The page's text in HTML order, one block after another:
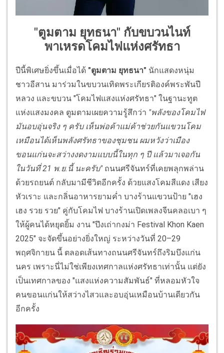
"ตูมตาม ยุทธนา" กับขบวนไนท์
พาเหรดโคมไฟแห่งศรัทธา
ปีนี้พิเศษยิ่งขึ้นเมื่อได้ "ตูมตาม ยุทธนา" นักแสดงหนุ่ม
ชาวอีสาน มาร่วมในขบวนเทิดพระเกียรติองค์พระพันปี
หลวง และขบวน "โคมไฟแสงแห่งศรัทธา" ในฐานะทูต
แห่งแสงมงคล ตูมตามเผยความรู้สึกว่า "พลังของโคมไฟ
มันอบอุ่นจริง ๆ ครับ เห็นพ่อค้าแม่ค้าช่วยกันแขวนโคม
เหมือนได้เห็นพลังศรัทธาของชุมชน ผมหวังว่าเมือง
ขอนแก่นจะสว่างงดงามแบบนี้ในทุก ๆ ปี แล้วมาเจอกัน
ในวันที่ 21 พ.ย.นี้ นะครับ"ถนนศรีจันทร์ที่เคยพลุกพล่าน
ด้วยรถยนต์ กลับมามีชีวิตอีกครั้ง ด้วยแสงโคมสีแดง เสียง
หัวเราะ และกลิ่นอาหารยามค่ำ บางร้านแขวนป้าย "เฮง
เฮง รวย รวย" คู่กับโคมไฟ บางร้านเปิดเพลงจีนคลอเบา ๆ
ให้ผู้คนได้หยุดยิ้ม งาน "ปึงเถ่ากงม่า Festival Khon Kaen
2025" จะจัดขึ้นอย่างยิ่งใหญ่ ระหว่างวันที่ 20–29
พฤศจิกายน นี้ ตลอดเส้นทางถนนศรีจันทร์ถึงริมบึงแก่น
นคร เพราะนี่ไม่ใช่เพียงเทศกาลแห่งศรัทธาเท่านั้น แต่ยัง
เป็นเทศกาลของ "แสงแห่งความสัมพันธ์" ที่หลอมหัวใจ
คนขอนแก่นให้สว่างไสวและอบอุ่นเหมือนบ้านเดียวกัน
อีกครั้ง